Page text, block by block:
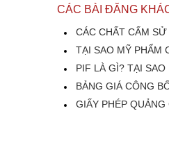
CÁC BÀI ĐĂNG
CÁC CHẤT CẤM
TẠI SAO MỸ PHẨM
PIF LÀ GÌ? TẠI
BẢNG GIÁ CÔNG
GIẤY PHÉP